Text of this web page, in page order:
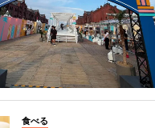
食べる